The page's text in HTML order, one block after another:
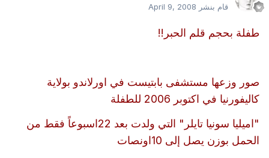
قام بنشر April 9, 2008
طفلة بحجم قلم الحبر!!
صور وزعها مستشفى بابتيست في اورلاندو بولاية
كاليفورنيا في اكتوبر 2006 للطفلة
"اميليا سونيا تايلر" التي ولدت بعد 22اسبوعاً فقط من
الحمل بوزن يصل إلى 10اونصات